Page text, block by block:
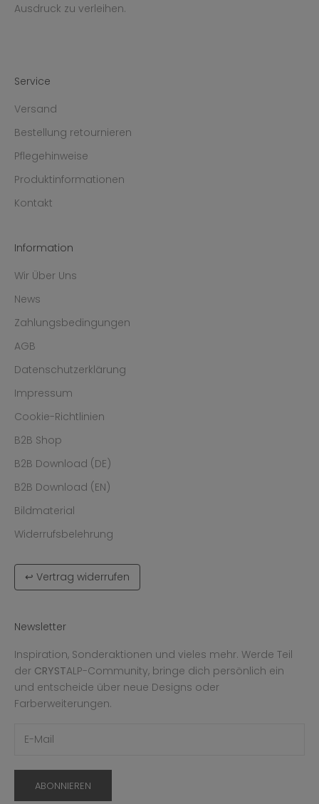
Ausdruck zu verleihen.
Service
Versand
Bestellung retournieren
Pflegehinweise
Produktinformationen
Kontakt
Information
Wir Über Uns
News
Zahlungsbedingungen
AGB
Datenschutzerklärung
Impressum
Cookie-Richtlinien
B2B Shop
B2B Download (DE)
B2B Download (EN)
Bildmaterial
Widerrufsbelehrung
↩ Vertrag widerrufen
Newsletter
Inspiration, Sonderaktionen und vieles mehr. Werde Teil
der CRYSTALP-Community, bringe dich persönlich ein
und entscheide über neue Designs oder
Farberweiterungen.
ABONNIEREN